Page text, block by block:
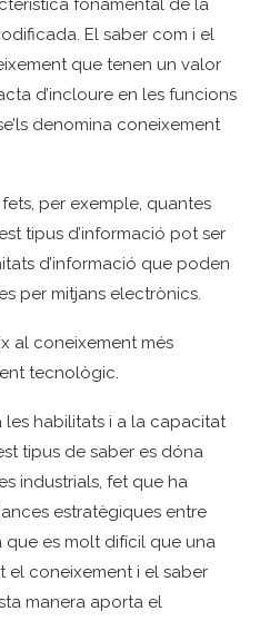
fonamental de la
El saber com i el
que tenen un valor
d’incloure en les funcions
denomina coneixement
per exemple, quantes
tipus d’informació pot ser
d’informació que poden
per mitjans electrònics.
al coneixement més
tecnològic.
les habilitats i a la capacitat
tipus de saber es dóna
industrials, fet que ha
estratègiques entre
que es molt difícil que una
el coneixement i el saber
manera aporta el